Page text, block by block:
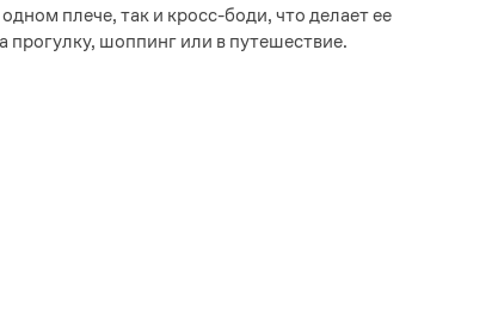
плече, так и кросс-боди, что делает ее
шоппинг или в путешествие.